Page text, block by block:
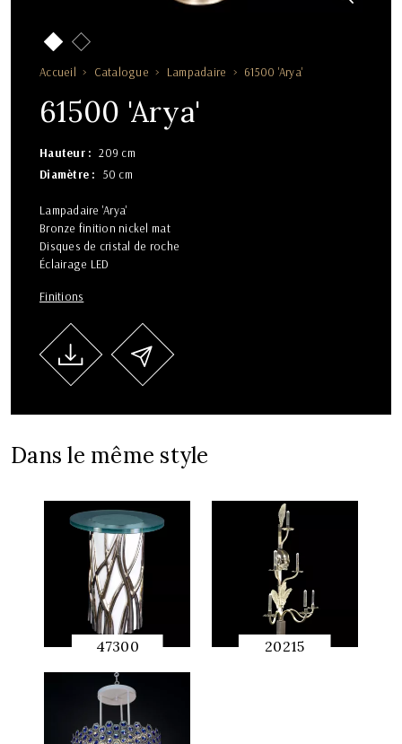
Accueil Catalogue Lampadaire 61500 'Arya'
61500 'Arya'
Hauteur
209 cm
Diamètre
50 cm
Lampadaire 'Arya'
Bronze finition nickel mat
Disques de cristal de roche
Éclairage LED
Finitions
Dans le même style
47300
APERÇU
RAPIDE
20215